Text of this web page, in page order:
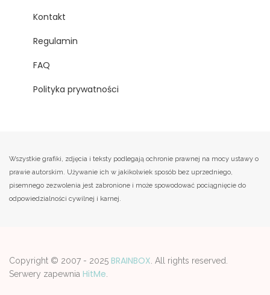
Kontakt
Regulamin
FAQ
Polityka prywatności
Wszystkie grafiki, zdjęcia i teksty podlegają ochronie prawnej na mocy ustawy o
prawie autorskim. Używanie ich w jakikolwiek sposób bez uprzedniego,
pisemnego zezwolenia jest zabronione i może spowodować pociągnięcie do
odpowiedzialności cywilnej i karnej.
Copyright © 2007 - 2025 BRAINBOX . All rights reserved.
Serwery zapewnia HitMe